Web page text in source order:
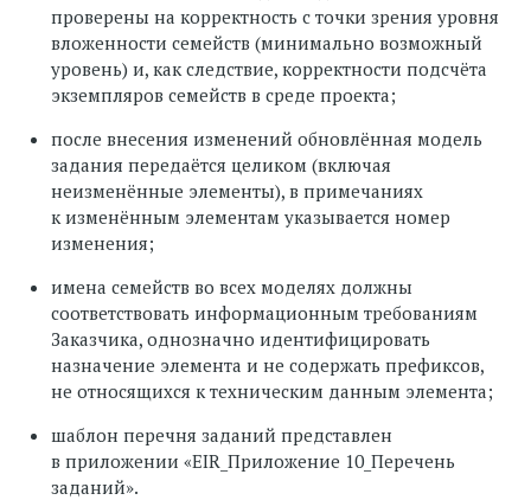
проверены на корректность с точки зрения уровня
вложенности семейств (минимально возможный
уровень) и, как следствие, корректности подсчёта
экземпляров семейств в среде проекта;
после внесения изменений обновлённая модель
задания передаётся целиком (включая
неизменённые элементы), в примечаниях
к изменённым элементам указывается номер
изменения;
имена семейств во всех моделях должны
соответствовать информационным требованиям
Заказчика, однозначно идентифицировать
назначение элемента и не содержать префиксов,
не относящихся к техническим данным элемента;
шаблон перечня заданий представлен
в приложении «ЕIR_Приложение 10_Перечень
заданий».